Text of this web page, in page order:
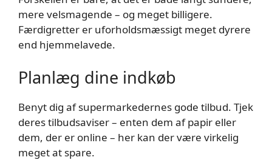
mere velsmagende – og meget billigere.
Færdigretter er uforholdsmæssigt meget dyrere
end hjemmelavede.
Planlæg dine indkøb
Benyt dig af supermarkedernes gode tilbud. Tjek
deres tilbudsaviser – enten dem af papir eller
dem, der er online – her kan der være virkelig
meget at spare.